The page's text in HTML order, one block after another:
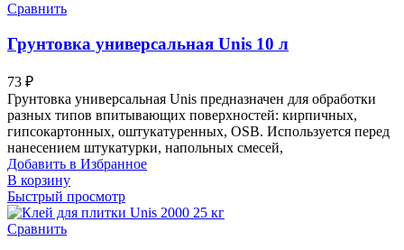
Сравнить
Грунтовка универсальная Unis 10 л
73 ₽
Грунтовка универсальная Unis предназначен для обработки
разных типов впитывающих поверхностей: кирпичных,
гипсокартонных, оштукатуренных, OSB. Используется перед
нанесением штукатурки, напольных смесей,
Добавить в Избранное
В корзину
Быстрый просмотр
Сравнить